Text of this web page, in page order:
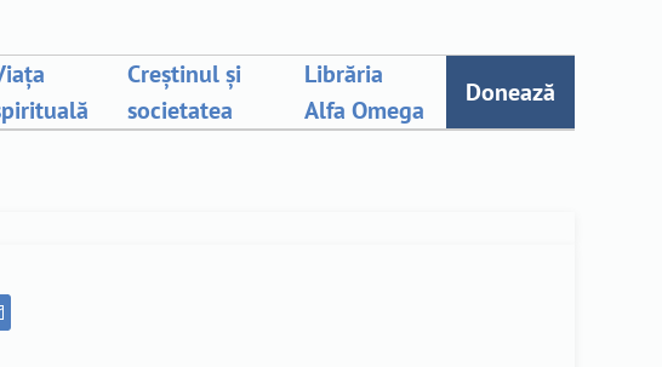
Creștinul și
societatea
Librăria
Alfa Omega
Donează